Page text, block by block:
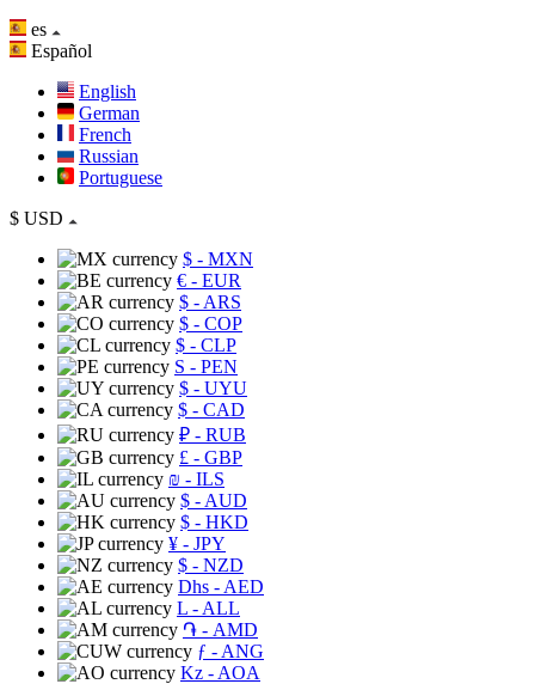
es
Español
English
German
French
Russian
Portuguese
$ USD
$ - MXN
€ - EUR
$ - ARS
$ - COP
$ - CLP
S - PEN
$ - UYU
$ - CAD
₽ - RUB
£ - GBP
₪ - ILS
$ - AUD
$ - HKD
¥ - JPY
$ - NZD
Dhs - AED
L - ALL
֏ - AMD
ƒ - ANG
Kz - AOA